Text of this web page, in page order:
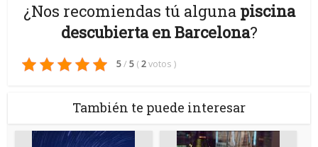
¿Nos recomiendas tú algunapiscina
descubierta en Barcelona?
5/ 5 (2votos )
También te puede interesar